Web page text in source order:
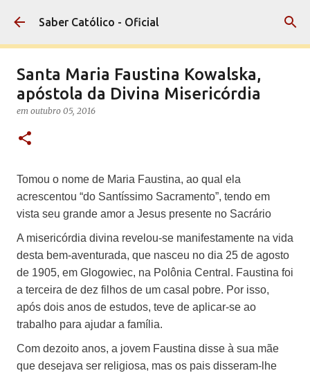
Pular para o conteúdo principal
Saber Católico - Oficial
Santa Maria Faustina Kowalska,
apóstola da Divina Misericórdia
em outubro 05, 2016
Tomou o nome de Maria Faustina, ao qual ela
acrescentou “do Santíssimo Sacramento”, tendo em
vista seu grande amor a Jesus presente no Sacrário
A misericórdia divina revelou-se manifestamente na vida
desta bem-aventurada, que nasceu no dia 25 de agosto
de 1905, em Glogowiec, na Polônia Central. Faustina foi
a terceira de dez filhos de um casal pobre. Por isso,
após dois anos de estudos, teve de aplicar-se ao
trabalho para ajudar a família.
Com dezoito anos, a jovem Faustina disse à sua mãe
que desejava ser religiosa, mas os pais disseram-lhe